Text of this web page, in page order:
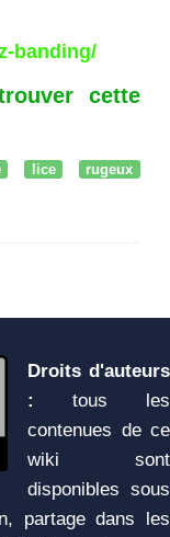
banding/
cette
lice
rugeux
Droits d'auteurs
:
tous les
contenues de ce
wiki sont
disponibles sous
partage dans les